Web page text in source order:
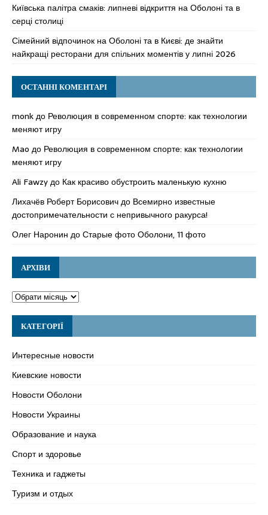
Київська палітра смаків: липневі відкриття на Оболоні та в
серці столиці
Сімейний відпочинок на Оболоні та в Києві: де знайти
найкращі ресторани для спільних моментів у липні 2026
ОСТАННІ КОМЕНТАРІ
monkдо Революция в современном спорте: как технологии
меняют игру
Mao до Революция в современном спорте: как технологии
меняют игру
Ali Fawzyдо Как красиво обустроить маленькую кухню
Лихачёв Роберт Борисовичдо Всемирно известные
достопримечательности с непривычного ракурса!
Олег Наронин доСтарые фото Оболони, 11 фото
АРХІВИ
КАТЕГОРІЇ
Интересные новости
Киевские новости
Новости Оболони
Новости Украины
Образование и наука
Спорт и здоровье
Техника и гаджеты
Туризм и отдых